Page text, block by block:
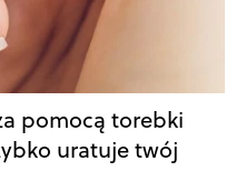
pomocą torebki
uratuje twój